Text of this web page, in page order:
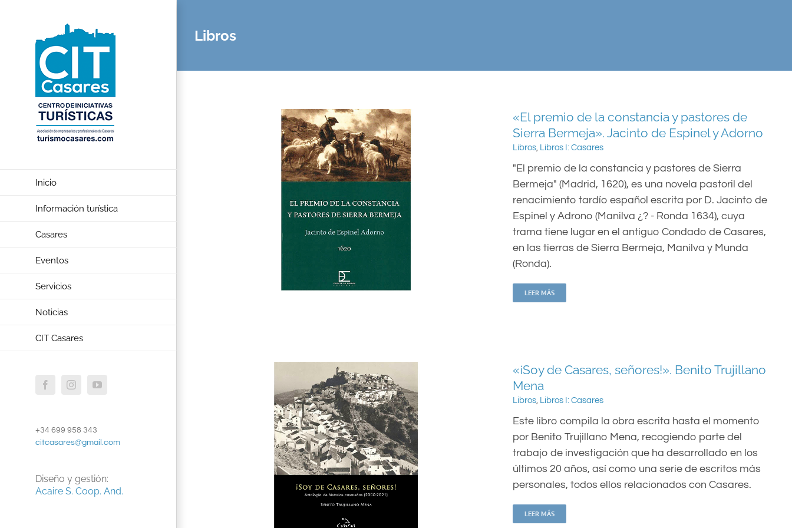
contenido
Inicio
Información turística
Casares
Eventos
Servicios
Noticias
CIT Casares
FacebookInstagramYouTube
+34 699 958 343
citcasares@gmail.com
Diseño y gestión:
Acaire S. Coop. And.
Libros
«El premio de la constancia y pastores de Sierra Bermeja».
«El premio de la constancia y pastores de
Sierra Bermeja». Jacinto de Espinel y Adorno
Libros, Libros I: Casares
"El premio de la constancia y pastores de Sierra
Bermeja" (Madrid, 1620), es una novela pastoril del
renacimiento tardío español escrita por D. Jacinto de
Espinel y Adrono (Manilva ¿? - Ronda 1634), cuya
trama tiene lugar en el antiguo Condado de Casares,
en las tierras de Sierra Bermeja, Manilva y Munda
(Ronda).
LEER MÁS
«¡Soy de Casares, señores!». Benito Trujillano
Mena
Libros, Libros I: Casares
Este libro compila la obra escrita hasta el momento
por Benito Trujillano Mena, recogiendo parte del
trabajo de investigación que ha desarrollado en los
últimos 20 años, así como una serie de escritos más
personales, todos ellos relacionados con Casares.
LEER MÁS